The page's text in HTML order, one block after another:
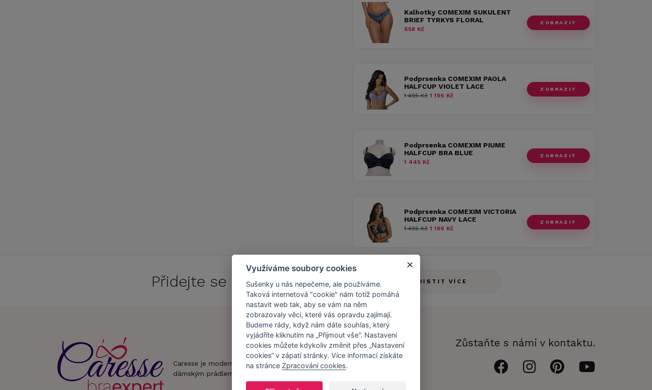
Kalhotky COMEXIM SUKULENT
BRIEF TYRKYS FLORAL
658 Kč
ZOBRAZIT
Podprsenka COMEXIM PAOLA
HALFCUP VIOLET LACE
1 495 Kč 1 196 Kč
ZOBRAZIT
Podprsenka COMEXIM PIUME
HALFCUP BRA BLUE
1 445 Kč
ZOBRAZIT
Podprsenka COMEXIM VICTORIA
HALFCUP NAVY LACE
1 495 Kč 1 196 Kč
ZOBRAZIT
Přidejte se doCaresse Clubu! ZJISTIT VÍCE
Caresse je moderní obchod s
dámským prádlem.
Náš příběh
Náš tým
médiích
Zákaznický účet
Registrace
Doprava a platba
Zůstaňte s námi v kontaktu.
Využíváme soubory cookies
Sušenky u nás nepečeme, ale používáme.
Taková internetová "cookie" nám totiž pomáhá
nastavit web tak, aby se vám na něm
zobrazovaly věci, které vás opravdu zajímají.
Budeme rády, když nám dáte souhlas, který
vyjádříte kliknutím na „Přijmout vše“. Nastavení
cookies můžete kdykoliv změnit přes „Nastavení
cookies“ v zápatí stránky. Více informací získáte
na stránce Zpracování cookies.